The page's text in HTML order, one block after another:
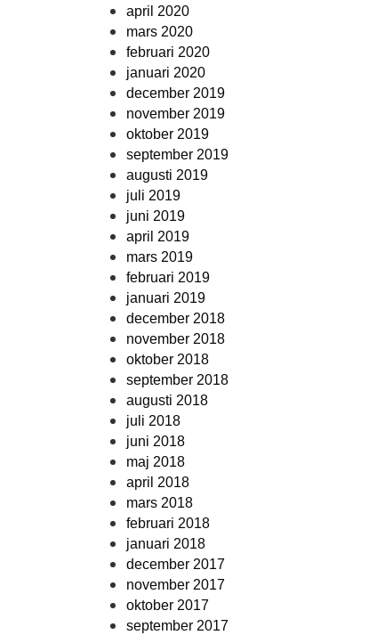
april 2020
mars 2020
februari 2020
januari 2020
december 2019
november 2019
oktober 2019
september 2019
augusti 2019
juli 2019
juni 2019
april 2019
mars 2019
februari 2019
januari 2019
december 2018
november 2018
oktober 2018
september 2018
augusti 2018
juli 2018
juni 2018
maj 2018
april 2018
mars 2018
februari 2018
januari 2018
december 2017
november 2017
oktober 2017
september 2017